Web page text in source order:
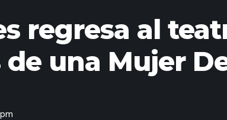
regresa al
una Mujer